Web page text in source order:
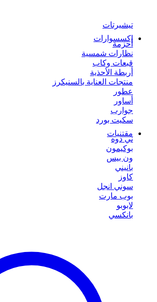
تيشيرتات
إكسسوارات
أحزمة
نظارات شمسية
قبعات وكاب
أربطة الأحذية
منتجات العناية بالسنيكرز
عطور
أساور
جوارب
سكيت بورد
مقتنيات
ني دوه
بوكيمون
ون بيس
بانيني
كاوز
سوني انجل
بوب مارت
لابوبو
بانكسي